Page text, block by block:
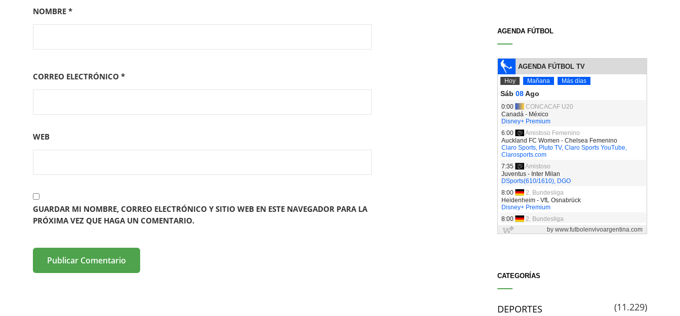
NOMBRE *
CORREO ELECTRÓNICO *
WEB
GUARDAR MI NOMBRE, CORREO ELECTRÓNICO Y SITIO WEB EN ESTE NAVEGADOR PARA LA
PRÓXIMA VEZ QUE HAGA UN COMENTARIO.
AGENDA FÚTBOL
CATEGORÍAS
DEPORTES (11.229)